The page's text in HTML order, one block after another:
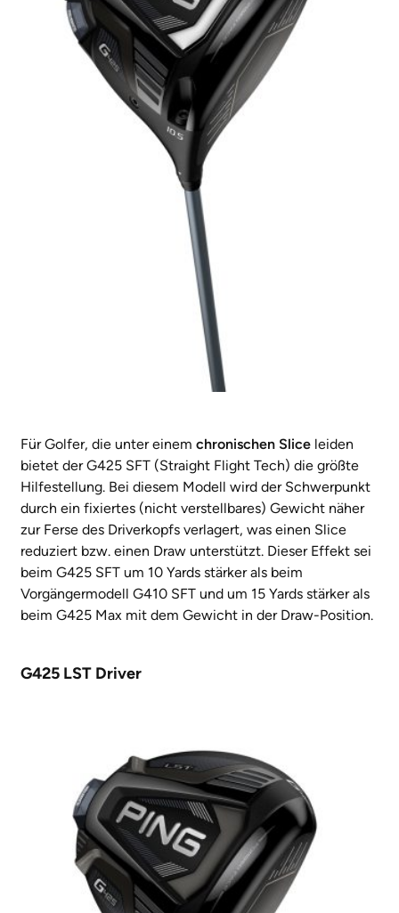
Für Golfer, die unter einem chronischen Slice leiden
bietet der G425 SFT (Straight Flight Tech) die größte
Hilfestellung. Bei diesem Modell wird der Schwerpunkt
durch ein fixiertes (nicht verstellbares) Gewicht näher
zur Ferse des Driverkopfs verlagert, was einen Slice
reduziert bzw. einen Draw unterstützt. Dieser Effekt sei
beim G425 SFT um 10 Yards stärker als beim
Vorgängermodell G410 SFT und um 15 Yards stärker als
beim G425 Max mit dem Gewicht in der Draw-Position.
G425 LST Driver